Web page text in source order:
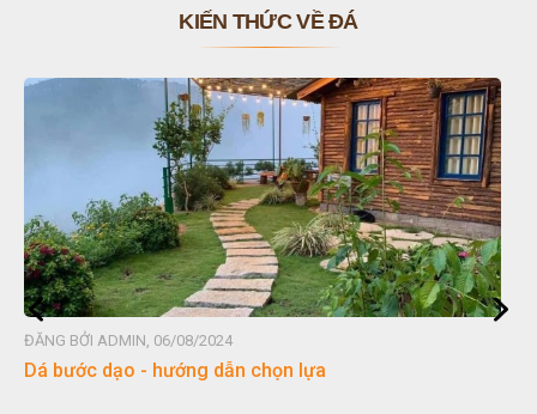
KIẾN THỨC VỀ ĐÁ
ĐĂNG BỞI ADMIN, 06/08/2024
Dá bước dạo - hướng dẫn chọn lựa